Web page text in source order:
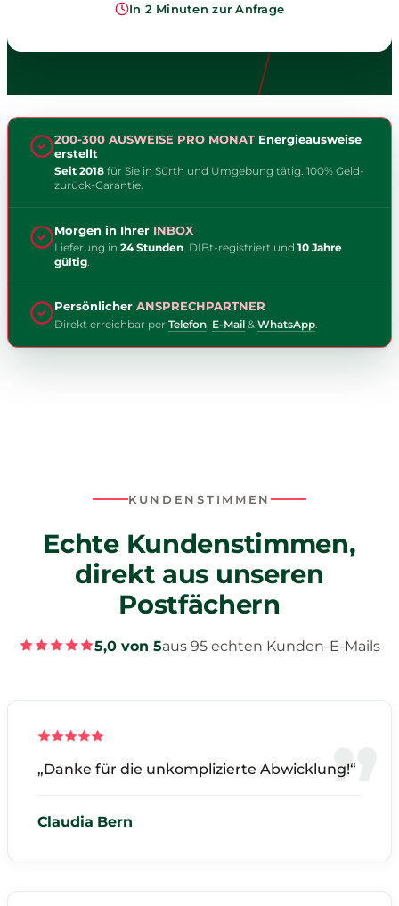
In 2 Minuten zur Anfrage
200-300 AUSWEISE PRO MONAT Energieausweise
erstellt
Seit 2018 für Sie in Sürth und Umgebung tätig. 100% Geld-
zurück-Garantie.
Morgen in Ihrer INBOX
Lieferung in24 Stunden . DIBt-registriert und10 Jahre
gültig
PersönlicherANSPRECHPARTNER
Direkt erreichbar perTelefon E-Mail &WhatsApp
KUNDENSTIMMEN
Echte Kundenstimmen,
direkt aus unseren
Postfächern
5,0 von 5aus 95 echten Kunden-E-Mails
„Danke für die unkomplizierte Abwicklung!“
Claudia Bern